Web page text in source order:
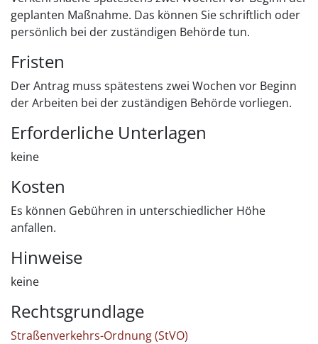
geplanten Maßnahme. Das können Sie schriftlich oder
persönlich bei der zuständigen Behörde tun.
Fristen
Der Antrag muss spätestens zwei Wochen vor Beginn
der Arbeiten bei der zuständigen Behörde vorliegen.
Erforderliche Unterlagen
keine
Kosten
Es können Gebühren in unterschiedlicher Höhe
anfallen.
Hinweise
keine
Rechtsgrundlage
Straßenverkehrs-Ordnung (StVO)